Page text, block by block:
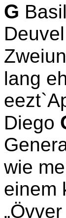
G
lang
Diego
wie
einem
„Övver